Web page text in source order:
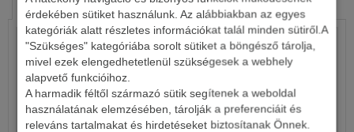
érdekében sütiket használunk. Az alábbiakban az egyes
kategóriák alatt részletes információkat talál minden sütiről.A
"Szükséges" kategóriába sorolt sütiket a böngésző tárolja,
mivel ezek elengedhetetlenül szükségesek a webhely
alapvető funkcióihoz.
A harmadik féltől származó sütik segítenek a weboldal
használatának elemzésében, tárolják a preferenciáit és
releváns tartalmakat és hirdetéseket biztosítanak Önnek.